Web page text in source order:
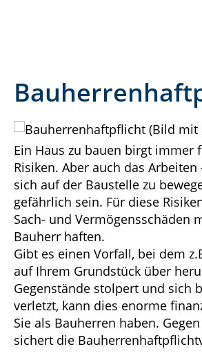
Ein Haus zu bauen birgt immer
Risiken. Aber auch das
sich auf der Baustelle zu
gefährlich sein. Für diese
Sach- und Vermögensschäden
Bauherr haften.
Gibt es einen Vorfall, bei dem
auf Ihrem Grundstück über
Gegenstände stolpert und sich
verletzt, kann dies enorme
Sie als Bauherren haben.
sichert die